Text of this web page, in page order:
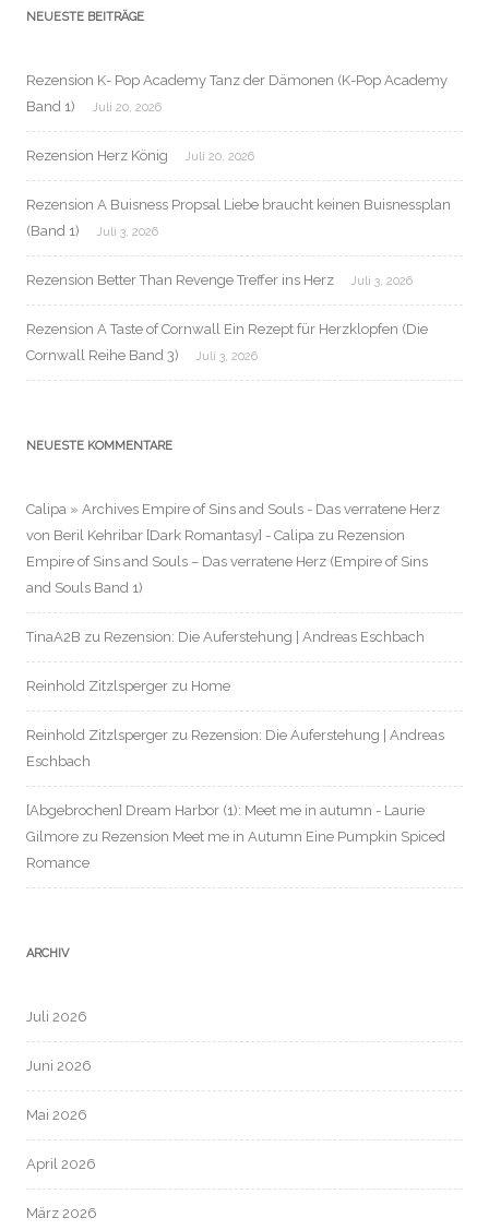
NEUESTE BEITRÄGE
Rezension K- Pop Academy Tanz der Dämonen (K-Pop Academy
Band 1)
Juli 20, 2026
Rezension Herz König Juli 20, 2026
Rezension A Buisness Propsal Liebe braucht keinen Buisnessplan
(Band 1)
Juli 3, 2026
Rezension Better Than Revenge Treffer ins Herz Juli 3, 2026
Rezension A Taste of Cornwall Ein Rezept für Herzklopfen (Die
Cornwall Reihe Band 3)
Juli 3, 2026
NEUESTE KOMMENTARE
Calipa » Archives Empire of Sins and Souls - Das verratene Herz
von Beril Kehribar [Dark Romantasy] - Calipa zu Rezension
Empire of Sins and Souls – Das verratene Herz (Empire of Sins
and Souls Band 1)
TinaA2B zu Rezension: Die Auferstehung | Andreas Eschbach
Reinhold Zitzlsperger zu Home
Reinhold Zitzlsperger zu Rezension: Die Auferstehung | Andreas
Eschbach
[Abgebrochen] Dream Harbor (1): Meet me in autumn - Laurie
Gilmore zu Rezension Meet me in Autumn Eine Pumpkin Spiced
Romance
ARCHIV
Juli 2026
Juni 2026
Mai 2026
April 2026
März 2026